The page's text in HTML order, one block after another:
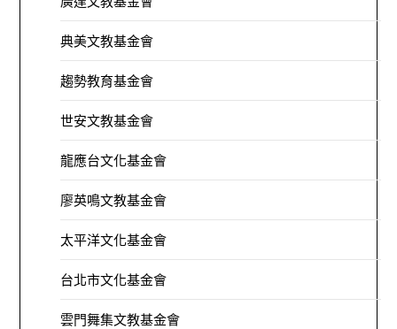
典美文教基金會
趨勢教育基金會
世安文教基金會
龍應台文化基金會
廖英鳴文教基金會
太平洋文化基金會
台北市文化基金會
雲門舞集文教基金會